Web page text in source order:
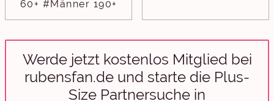
60+ #Männer 190+
Werde jetzt kostenlos Mitglied bei
rubensfan.de und starte die Plus-
Size Partnersuche in